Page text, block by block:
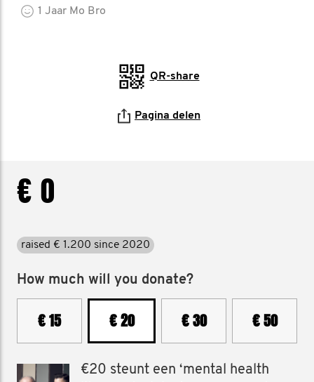
1 Jaar Mo Bro
QR-share
Pagina delen
€ 0
raised € 1.200 since 2020
How much will you donate?
€ 15 € 20 € 30 € 50
€20 steunt een ‘mental health